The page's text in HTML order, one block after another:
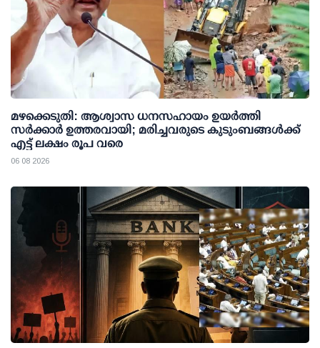
മഴക്കെടുതി: ആശ്വാസ ധനസഹായം ഉയര്‍ത്തി
സര്‍ക്കാര്‍ ഉത്തരവായി; മരിച്ചവരുടെ കുടുംബങ്ങള്‍ക്ക്
എട്ട് ലക്ഷം രൂപ വരെ
06 08 2026